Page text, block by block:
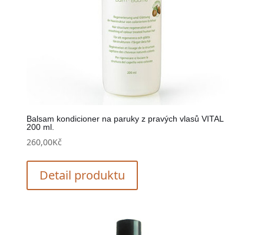
Balsam kondicioner na paruky z pravých vlasů VITAL
200 ml.
260,00Kč
Detail produktu